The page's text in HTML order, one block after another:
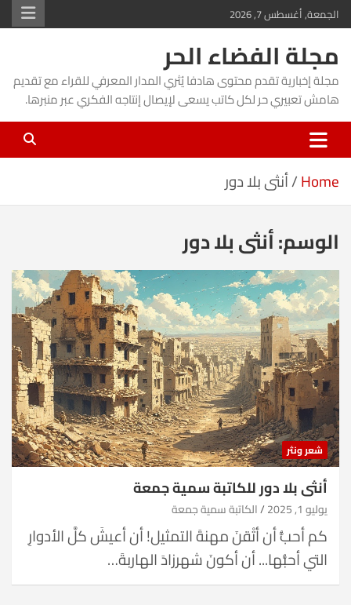
Skip
to
content
الجمعة, أغسطس 7, 2026
مجلة الفضاء الحر
مجلة إخبارية تقدم محتوى هادفا يُثري المدار المعرفي للقراء مع تقديم
هامش تعبيري حر لكل كاتب يسعى لإيصال إنتاجه الفكري عبر منبرها.
Home أنثى بلا دور
الوسم:أنثى بلا دور
شعر ونثر
أنثى بلا دور للكاتبة سمية جمعة
يوليو 1, 2025 الكاتبة سمية جمعة
كم أحبُّ أن أتْقنَ مهنةَ التمثيل! أن أعيشَ كلَّ الأدوارِ
التي أحبُّها... أن أكونَ شهرزادَ الهاربةَ…